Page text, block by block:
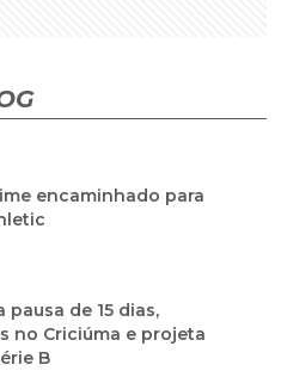
encaminhado para
pausa de 15 dias,
no Criciúma e projeta
B